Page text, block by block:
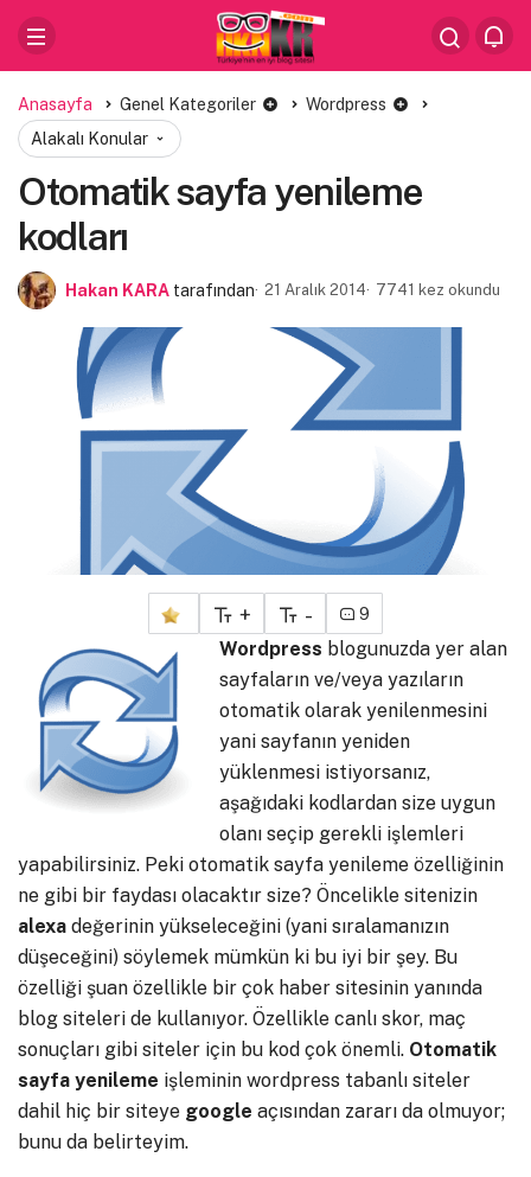
Anasayfa Genel Kategoriler
Wordpress
Alakalı Konular
Otomatik sayfa yenileme
kodları
Hakan KARA tarafından 21 Aralık 2014 7741 kez okundu
+ - 9
Wordpress blogunuzda yer alan
sayfaların ve/veya yazıların
otomatik olarak yenilenmesini
yani sayfanın yeniden
yüklenmesi istiyorsanız,
aşağıdaki kodlardan size uygun
olanı seçip gerekli işlemleri
yapabilirsiniz. Peki otomatik sayfa yenileme özelliğinin
ne gibi bir faydası olacaktır size? Öncelikle sitenizin
alexa değerinin yükseleceğini (yani sıralamanızın
düşeceğini) söylemek mümkün ki bu iyi bir şey. Bu
özelliği şuan özellikle bir çok haber sitesinin yanında
blog siteleri de kullanıyor. Özellikle canlı skor, maç
sonuçları gibi siteler için bu kod çok önemli. Otomatik
sayfa yenileme işleminin wordpress tabanlı siteler
dahil hiç bir siteye google açısından zararı da olmuyor;
bunu da belirteyim.